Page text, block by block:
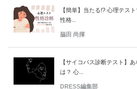
【簡単】当たる!? 心理テス
性格...
脇田 尚揮
【サイコパス診断テスト】
は？ 心...
DRESS編集部